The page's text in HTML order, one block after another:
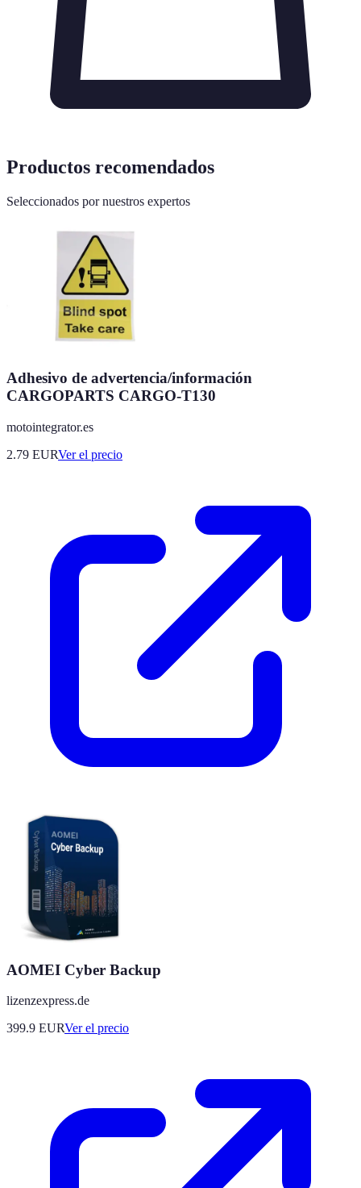
Productos recomendados
Seleccionados por nuestros expertos
Adhesivo de advertencia/información
CARGOPARTS CARGO-T130
motointegrator.es
2.79 EURVer el precio
AOMEI Cyber Backup
lizenzexpress.de
399.9 EURVer el precio